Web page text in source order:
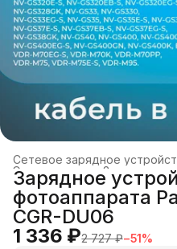
Сетевое зарядное
Зарядные
Электроника
Главная ›
Зарядное
фотоаппарата
CGR-DU06
1 336 ₽2 727 ₽−51%